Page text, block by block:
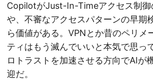
CopilotがJust-In-Timeアクセス制御
や、不審なアクセスパターンの早期
ら価値がある。VPNとか昔のペリメ
ティはもう滅んでいいと本気で思っ
ロトラストを加速させる方向でAIが
迎だ。